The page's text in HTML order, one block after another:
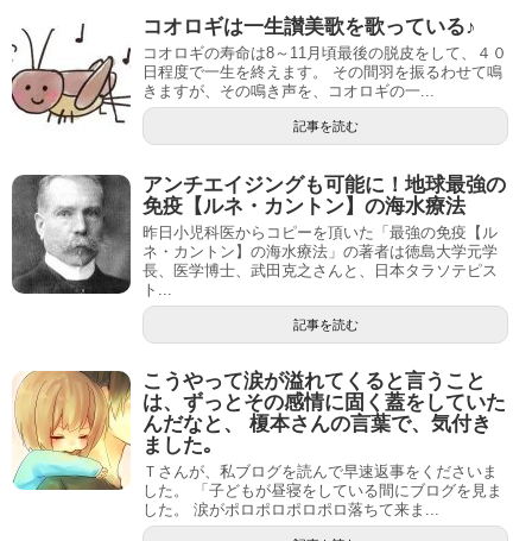
コオロギは一生讃美歌を歌っている♪
コオロギの寿命は8～11月頃最後の脱皮をして、４０
日程度で一生を終えます。 その間羽を振るわせて鳴
きますが、その鳴き声を、コオロギの一...
記事を読む
アンチエイジングも可能に！地球最強の
免疫【ルネ・カントン】の海水療法
昨日小児科医からコピーを頂いた「最強の免疫【ル
ネ・カントン】の海水療法」の著者は徳島大学元学
長、医学博士、武田克之さんと、日本タラソテピス
ト...
記事を読む
こうやって涙が溢れてくると言うこと
は、ずっとその感情に固く蓋をしていた
んだなと、 榎本さんの言葉で、気付き
ました｡
Ｔさんが、私ブログを読んで早速返事をくださいま
した。 「子どもが昼寝をしている間にブログを見ま
した。 涙がポロポロポロポロ落ちて来ま...